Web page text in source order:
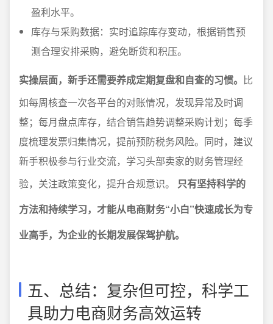
盈利水平。
库存与采购数据：实时追踪库存变动，根据销售预
测合理安排采购，避免断货和积压。
实操层面，新手还需要养成定期复盘和自查的习惯。 比
如每周核查一次各平台的对账情况，发现异常及时调
整；每月盘点库存，结合销售趋势调整采购计划；每季
度梳理发票归集情况，提前预防税务风险。同时，建议
新手积极参与行业交流，学习头部卖家的财务管理经
验，关注政策变化，提升合规意识。 只有坚持科学的
方法和持续学习，才能从电商财务“小白”快速成长为专
业高手，为企业的长期发展保驾护航。
五、总结：复杂但可控，科学工
具助力电商财务高效运转